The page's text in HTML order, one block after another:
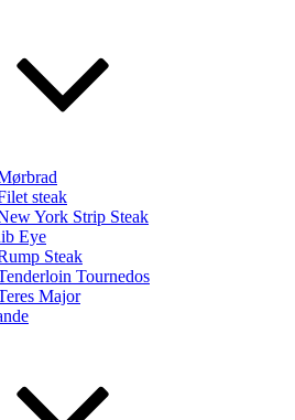
steak
York Strip Steak
Eye
Steak
Tournedos
Major